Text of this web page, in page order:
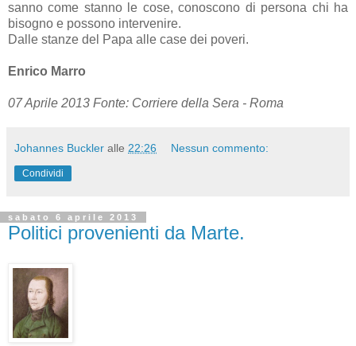
sanno come stanno le cose, conoscono di persona chi ha
bisogno e possono intervenire.
Dalle stanze del Papa alle case dei poveri.
Enrico Marro
07 Aprile 2013 Fonte: Corriere della Sera - Roma
Johannes Buckler alle 22:26 Nessun commento:
Condividi
sabato 6 aprile 2013
Politici provenienti da Marte.